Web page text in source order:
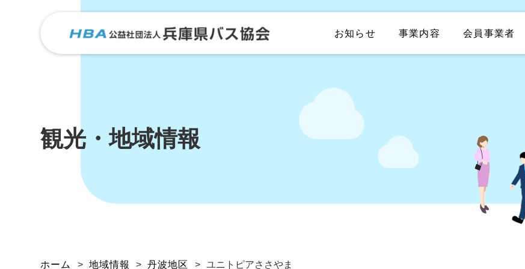
お知らせ 事業内容 会員事業者
観光・地域情報
ホーム > 地域情報 > 丹波地区 > ユニトピアささやま